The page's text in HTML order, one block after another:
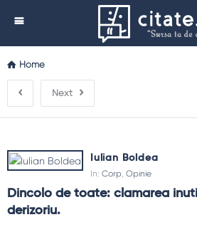
Home
Next
Iulian Boldea
In: Corp, Opinie
Dincolo de toate: clamarea
derizoriu.